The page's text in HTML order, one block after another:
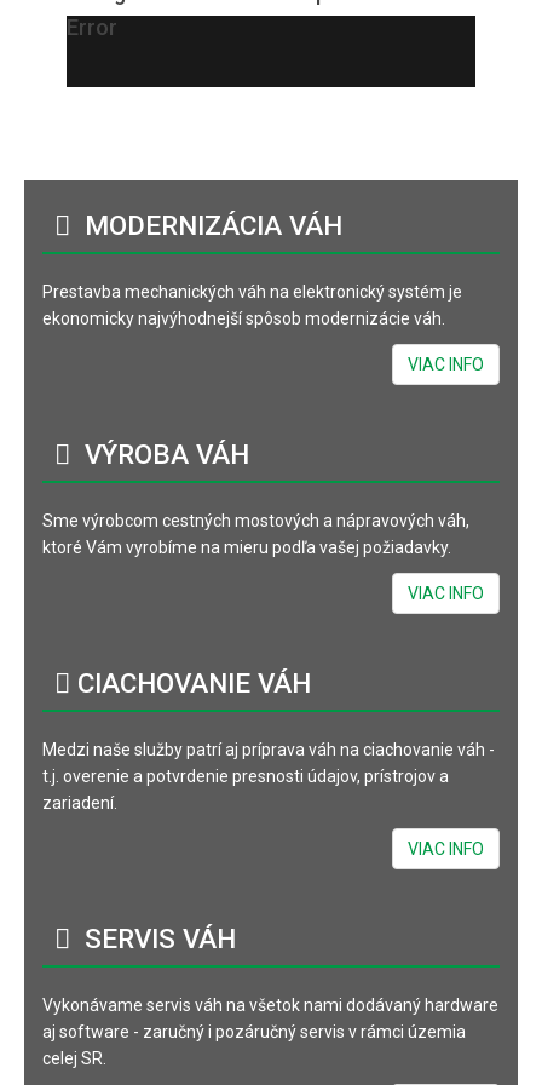
Error
MODERNIZÁCIA VÁH
Prestavba mechanických váh na elektronický systém je
ekonomicky najvýhodnejší spôsob modernizácie váh.
VIAC INFO
VÝROBA VÁH
Sme výrobcom cestných mostových a nápravových váh,
ktoré Vám vyrobíme na mieru podľa vašej požiadavky.
VIAC INFO
CIACHOVANIE VÁH
Medzi naše služby patrí aj príprava váh na ciachovanie váh -
t.j. overenie a potvrdenie presnosti údajov, prístrojov a
zariadení.
VIAC INFO
SERVIS VÁH
Vykonávame servis váh na všetok nami dodávaný hardware
aj software - zaručný i pozáručný servis v rámci územia
celej SR.